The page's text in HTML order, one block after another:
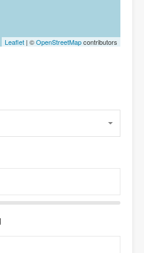
Leaflet | ©OpenStreetMapcontributors